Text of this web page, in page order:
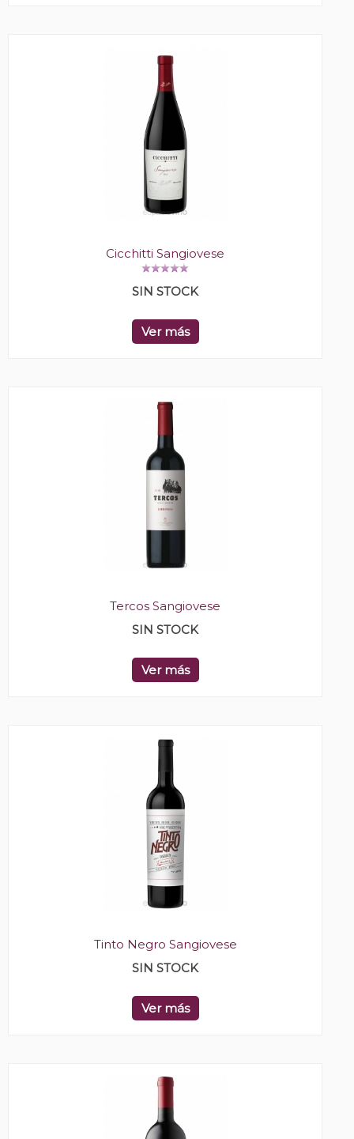
Cicchitti Sangiovese
SIN STOCK
Ver más
Tercos Sangiovese
SIN STOCK
Ver más
Tinto Negro Sangiovese
SIN STOCK
Ver más